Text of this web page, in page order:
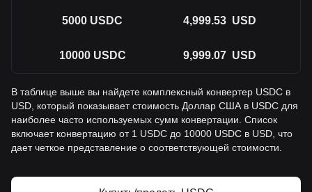
5000 USDC 4,999.53 USD
10000 USDC 9,999.07 USD
В таблице выше вы найдете комплексный конвертер USDC в
USD, который показывает стоимость Доллар США в USDC для
наиболее часто используемых сумм конвертации. Список
включает конвертацию от 1 USDC до 10000 USDC в USD, что
дает четкое представление о соответствующей стоимости.